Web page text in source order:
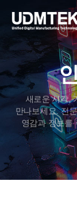
새로운 시각,
만나보세요. 전
영감과 정보를